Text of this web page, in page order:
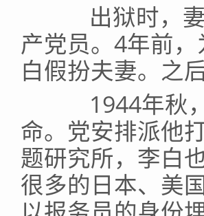
出狱时，妻
产党员。4年前
白假扮夫妻。之
1944年秋，
命。党安排派他
题研究所，李白
很多的日本、美